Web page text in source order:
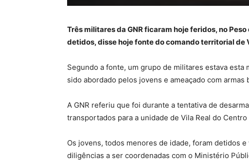
Três militares da GNR ficaram hoje feridos, no
detidos, disse hoje fonte do comando territorial de
Segundo a fonte, um grupo de militares estava esta
sido abordado pelos jovens e ameaçado com armas
A GNR referiu que foi durante a tentativa de
transportados para a unidade de Vila Real do
Os jovens, todos menores de idade, foram detidos
diligências a ser coordenadas com o Ministério